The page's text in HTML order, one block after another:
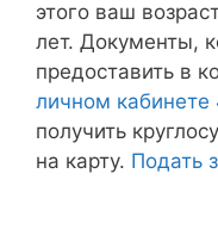
этого ваш
лет. Документы,
предоставить в
личном кабинете
получить
на карту. Подать